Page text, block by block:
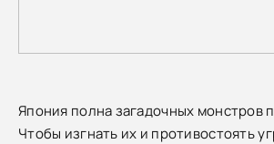
Япония полна загадочных монстров
Чтобы изгнать их и противостоять